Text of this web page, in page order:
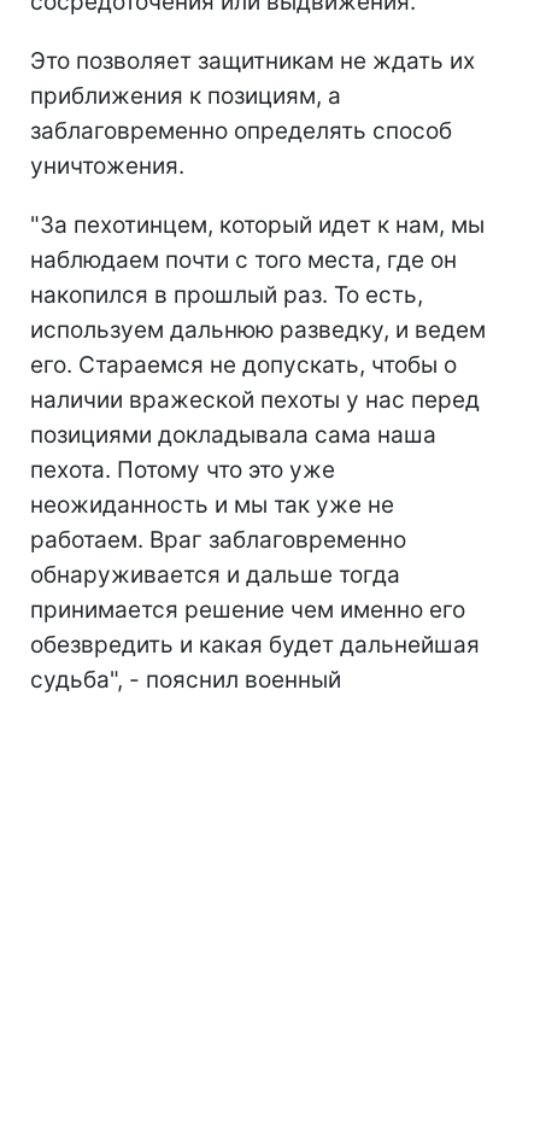
Это позволяет защитникам не ждать их
приближения к позициям, а
заблаговременно определять способ
уничтожения.
"За пехотинцем, который идет к нам, мы
наблюдаем почти с того места, где он
накопился в прошлый раз. То есть,
используем дальнюю разведку, и ведем
его. Стараемся не допускать, чтобы о
наличии вражеской пехоты у нас перед
позициями докладывала сама наша
пехота. Потому что это уже
неожиданность и мы так уже не
работаем. Враг заблаговременно
обнаруживается и дальше тогда
принимается решение чем именно его
обезвредить и какая будет дальнейшая
судьба", - пояснил военный